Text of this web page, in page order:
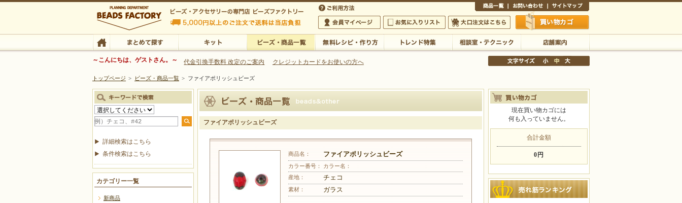
ビーズファクトリー ビーズ・パーツ・金具など・アクセサリーの専門店
ビーズ・アクセサリーの専門店 ビーズファクトリー 5,000円以上のご注文で送料は当店が負担いたします
ビーズ・アクセサリーの専門店 ビーズファクトリー 5,000円以上のご注文で送料は当店が負担いたします
会員マイページ
お気に入りリスト 大口注文はこちら 買い物かご
TOP まとめて探す 店舗案内
～こんにちは、ゲストさん。～ 代金引換手数料 改定のご案内 クレジットカードをお使いの方へ
トップページ > ビーズ・商品一覧 > ファイアポリッシュビーズ
ファイアポリッシュビーズ
商品名： ファイアポリッシュビーズ
カラー番号：
カラー名：
産地：
チェコ
素材： ガラス
詳細検索はこちら
条件検索はこちら
カテゴリー一覧
新商品
現在買い物カゴには
何も入っていません。
合計金額
0円